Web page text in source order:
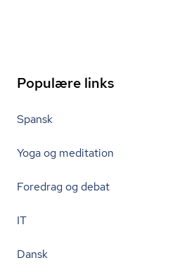
Populære links
Spansk
Yoga og meditation
Foredrag og debat
IT
Dansk